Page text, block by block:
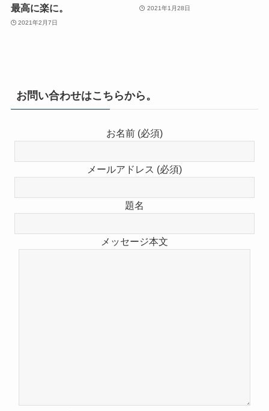
最高に楽に。
2021年2月7日
2021年1月28日
お問い合わせはこちらから。
お名前 (必須)
メールアドレス (必須)
題名
メッセージ本文